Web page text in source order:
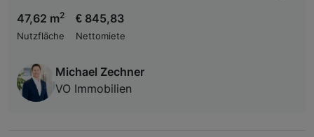
47,62 m2
Nutzfläche
€ 845,83
Nettomiete
Michael Zechner
VO Immobilien